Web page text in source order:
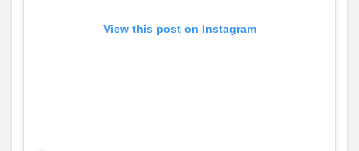
View this post on Instagram